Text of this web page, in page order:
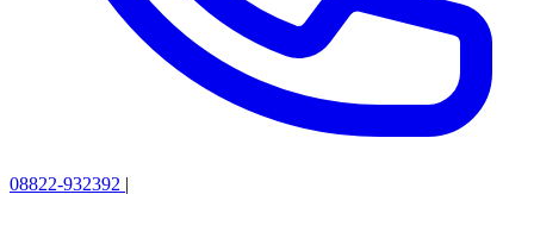
08822-932392 |